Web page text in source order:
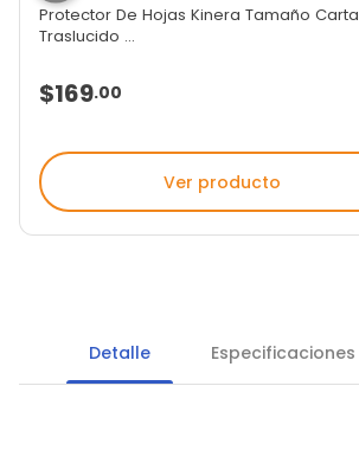
Protector De Hojas Kinera Tamaño Carta
Traslucido ...
$169.00
Ver producto
Detalle Especificaciones